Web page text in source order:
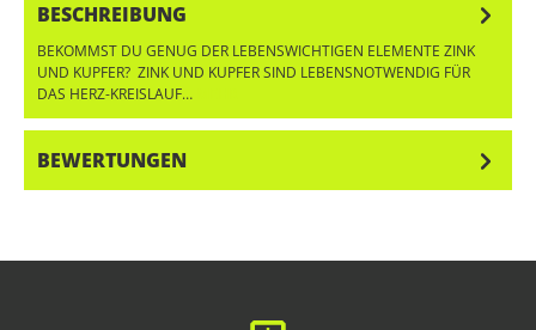
BESCHREIBUNG
BEKOMMST DU GENUG DER LEBENSWICHTIGEN ELEMENTE ZINK
UND KUPFER? ZINK UND KUPFER SIND LEBENSNOTWENDIG FÜR
DAS HERZ-KREISLAUF…
BEWERTUNGEN